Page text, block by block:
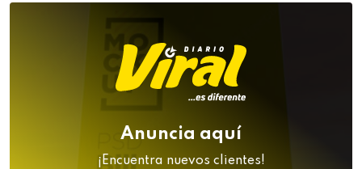
Anuncia aquí
¡Encuentra nuevos clientes!